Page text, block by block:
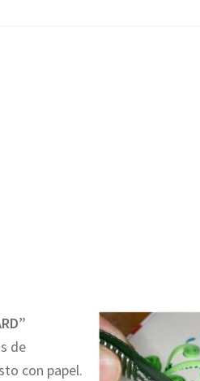
de
con papel.